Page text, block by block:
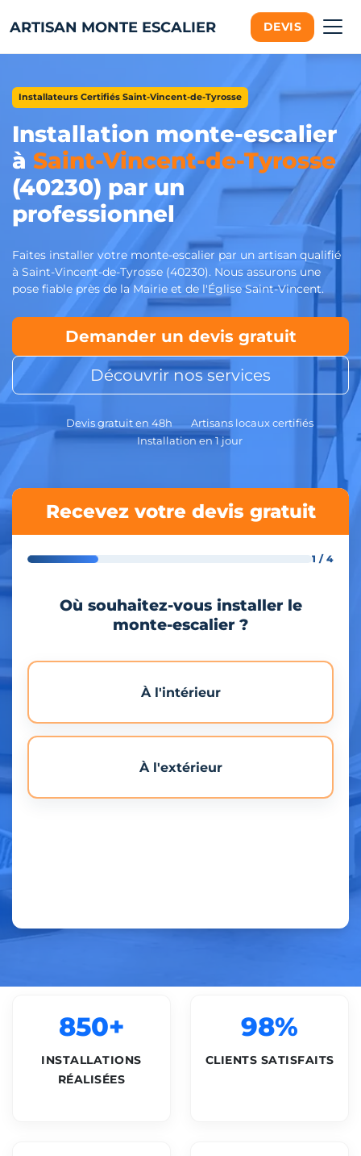
ARTISAN MONTE ESCALIER DEVIS
Installateurs Certifiés Saint-Vincent-de-Tyrosse
Installation monte-escalier
à Saint-Vincent-de-Tyrosse
(40230) par un
professionnel
Faites installer votre monte-escalier par un artisan qualifié
à Saint-Vincent-de-Tyrosse (40230). Nous assurons une
pose fiable près de la Mairie et de l'Église Saint-Vincent.
Demander un devis gratuit
Découvrir nos services
Devis gratuit en 48h
Artisans locaux certifiés
Installation en 1 jour
Recevez votre devis gratuit
1 / 4
Où souhaitez-vous installer le
monte-escalier ?
À l'intérieur
À l'extérieur
850+
INSTALLATIONS
RÉALISÉES
98%
CLIENTS SATISFAITS